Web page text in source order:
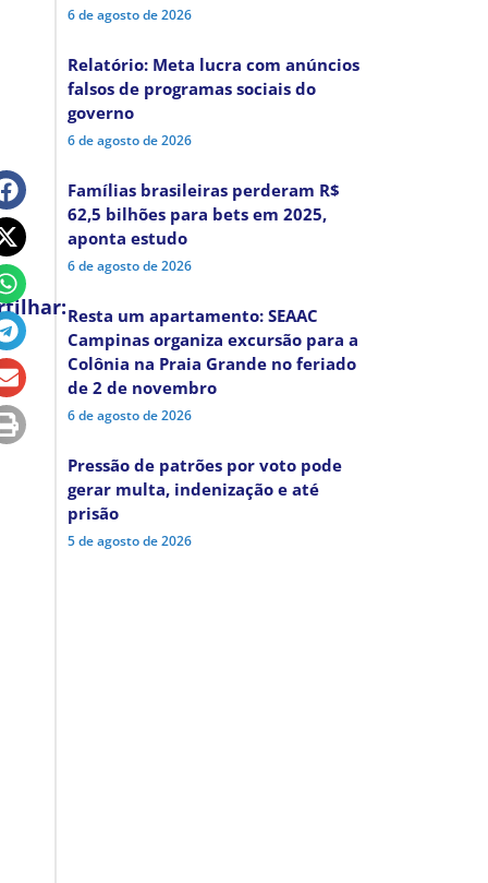
6 de agosto de 2026
Relatório: Meta lucra com anúncios
falsos de programas sociais do
governo
6 de agosto de 2026
Famílias brasileiras perderam R$
62,5 bilhões para bets em 2025,
aponta estudo
6 de agosto de 2026
Resta um apartamento: SEAAC
Campinas organiza excursão para a
Colônia na Praia Grande no feriado
de 2 de novembro
6 de agosto de 2026
Pressão de patrões por voto pode
gerar multa, indenização e até
prisão
5 de agosto de 2026